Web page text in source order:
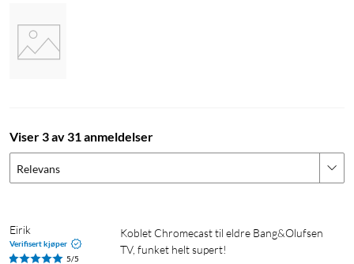
Viser 3 av 31 anmeldelser
Relevans
Eirik
Verifisert kjøper
5/5
Koblet Chromecast til eldre Bang&Olufsen
TV, funket helt supert!